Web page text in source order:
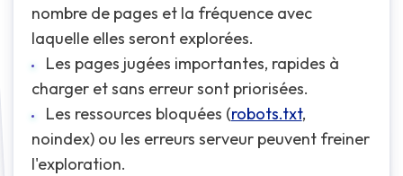
nombre de pages et la fréquence avec
laquelle elles seront explorées.
Les pages jugées importantes, rapides à
charger et sans erreur sont priorisées.
Les ressources bloquées (robots.txt,
noindex) ou les erreurs serveur peuvent freiner
l'exploration.